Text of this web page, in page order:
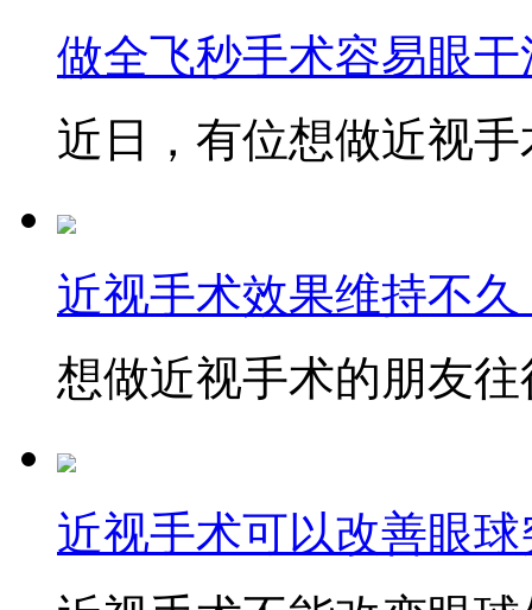
做全飞秒手术容易眼
近日，有位想做近视
近视手术效果维持不
想做近视手术的朋友
近视手术可以改善眼